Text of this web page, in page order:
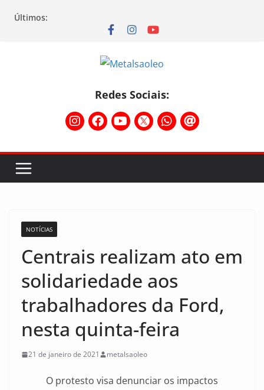
Últimos:
Redes Sociais:
NOTÍCIAS
Centrais realizam ato em
solidariedade aos
trabalhadores da Ford,
nesta quinta-feira
21 de janeiro de 2021 metalsaoleo
O protesto visa denunciar os impactos